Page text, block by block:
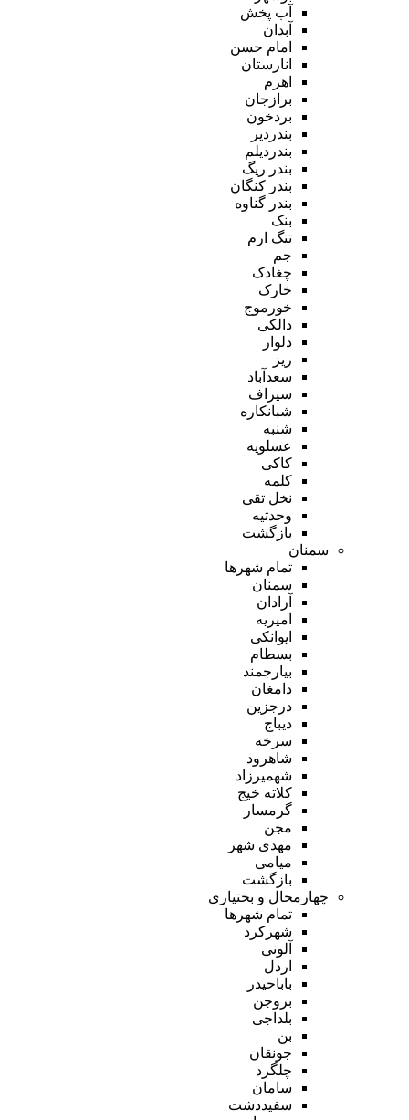
آب پخش
آبدان
امام حسن
انارستان
اهرم
برازجان
بردخون
بندردیر
بندردیلم
بندر ریگ
بندر کنگان
بندر گناوه
بنک
تنگ ارم
جم
چغادک
خارک
خورموج
دالکی
دلوار
ریز
سعدآباد
سیراف
شبانکاره
شنبه
عسلویه
کاکی
کلمه
نخل تقی
وحدتیه
بازگشت
سمنان
تمام شهر‌ها
سمنان
آرادان
امیریه
ایوانکی
بسطام
بیارجمند
دامغان
درجزین
دیباج
سرخه
شاهرود
شهمیرزاد
کلاته خیج
گرمسار
مجن
مهدی شهر
میامی
بازگشت
چهارمحال و بختیاری
تمام شهر‌ها
شهرکرد
آلونی
اردل
باباحیدر
بروجن
بلداجی
بن
جونقان
چلگرد
سامان
سفیددشت